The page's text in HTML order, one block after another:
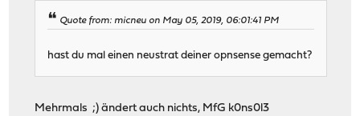
Quote from: micneu on May 05, 2019, 06:01:41 PM
hast du mal einen neustrat deiner opnsense gemacht?
Mehrmals ;) ändert auch nichts, MfG k0ns0l3